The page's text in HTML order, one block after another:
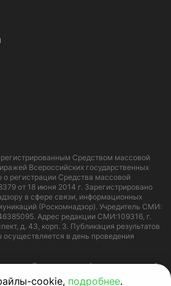
cookie, подробнее.
Средством массовой
Всероссийских государственных
о регистрации Средства массовой
от 18 июня 2014 г. Зарегистрировано
в сфере связи, информационных
(Роскомнадзор). Учредитель СМИ:
Адрес редакции СМИ:109316, г.
д. 43, корп. 3. Публикация результатов
осуществляется в день проведения
Вячеславович. Адрес электронной
+7(900)5550055